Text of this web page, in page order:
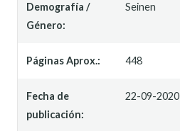
Demografía /
Género:
Seinen
Páginas Aprox.: 448
Fecha de
publicación:
22-09-2020